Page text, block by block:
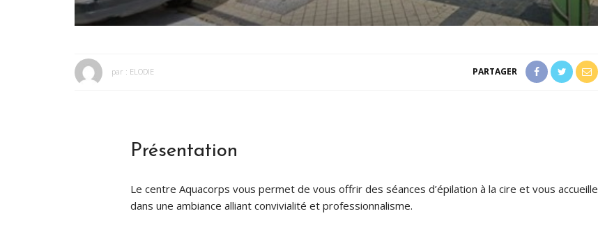
par : ELODIE PARTAGER
Présentation
Le centre Aquacorps vous permet de vous offrir des séances d’épilation à la cire et vous accueille
dans une ambiance alliant convivialité et professionnalisme.